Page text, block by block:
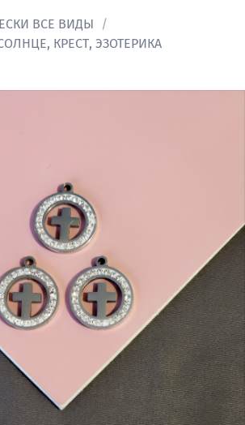
ВСЕ ВИДЫ
КРЕСТ, ЭЗОТЕРИКА